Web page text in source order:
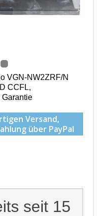
VGN-NW2ZRF/N
CCFL,
Garantie
Versand,
über PayPal
seit 15